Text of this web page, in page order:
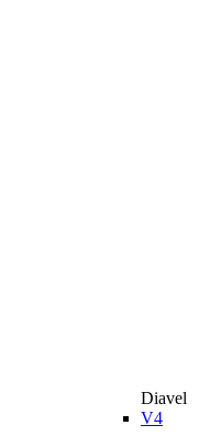
Diavel
V4